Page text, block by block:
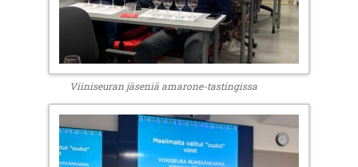
Viiniseuran jäseniä amarone-tastingissa